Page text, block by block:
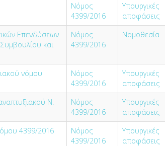
Νόμος
4399/2016
Υπουργικές
αποφάσεις
Επενδύσεων
και
Νόμος
4399/2016
Νομοθεσία
νόμου
Νόμος
4399/2016
Υπουργικές
αποφάσεις
N.
Νόμος
4399/2016
Υπουργικές
αποφάσεις
4399/2016
Νόμος
4399/2016
Υπουργικές
αποφάσεις